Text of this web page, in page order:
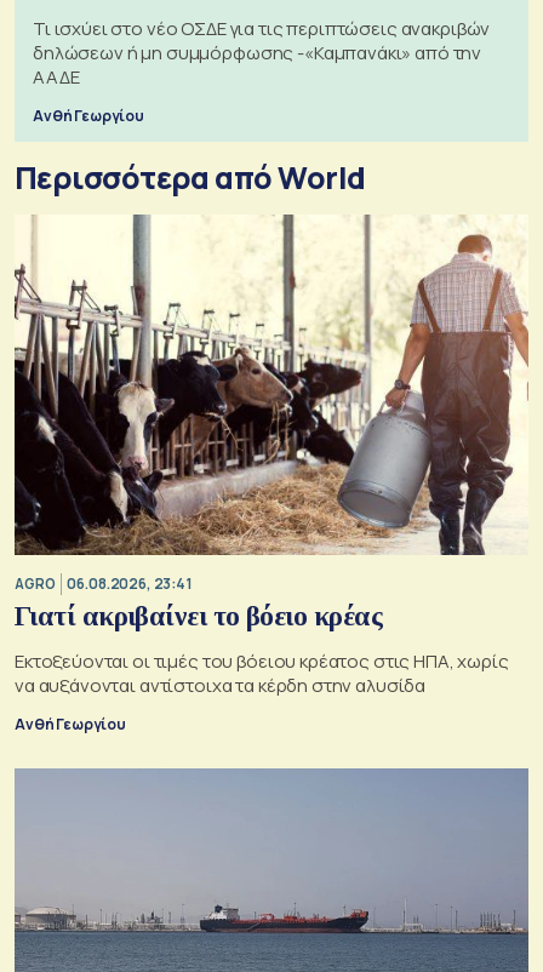
Τι ισχύει στο νέο ΟΣΔΕ για τις περιπτώσεις ανακριβών
δηλώσεων ή μη συμμόρφωσης -«Καμπανάκι» από την
ΑΑΔΕ
Ανθή Γεωργίου
Περισσότερα από World
AGRO 06.08.2026, 23:41
Γιατί ακριβαίνει το βόειο κρέας
Εκτοξεύονται οι τιμές του βόειου κρέατος στις ΗΠΑ, χωρίς
να αυξάνονται αντίστοιχα τα κέρδη στην αλυσίδα
Ανθή Γεωργίου